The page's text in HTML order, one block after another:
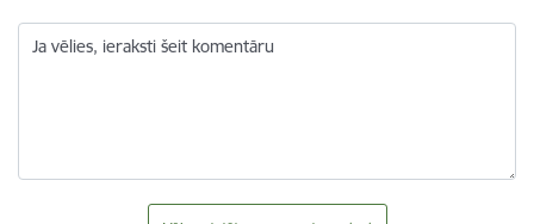
Ja vēlies, ieraksti šeit komentāru